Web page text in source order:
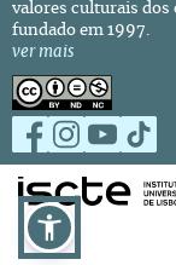
valores culturais dos
fundado em 1997.
ver mais